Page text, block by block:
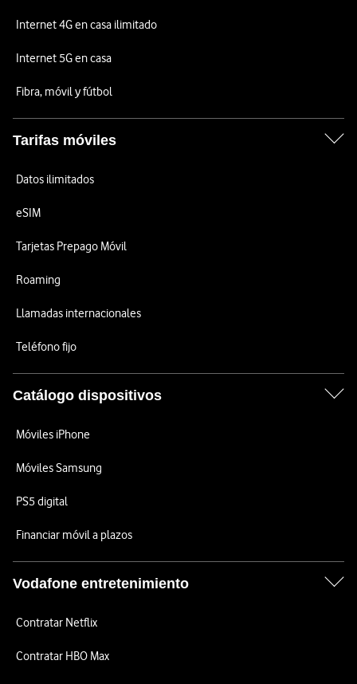
Internet 4G en casa ilimitado
Internet 5G en casa
Fibra, móvil y fútbol
Tarifas móviles
Datos ilimitados
eSIM
Tarjetas Prepago Móvil
Roaming
Llamadas internacionales
Teléfono fijo
Catálogo dispositivos
Móviles iPhone
Móviles Samsung
PS5 digital
Financiar móvil a plazos
Vodafone entretenimiento
Contratar Netflix
Contratar HBO Max